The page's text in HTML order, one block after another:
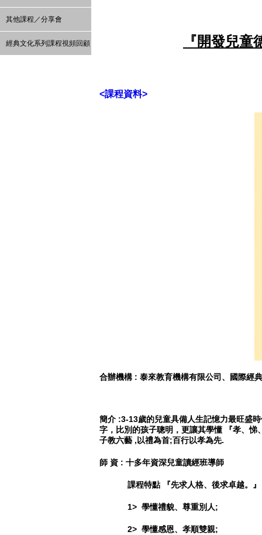
其他課程／分享會
經典文化系列課程視頻回顧 『開發兒
<課程資料>
合辦機構 : 泰來教育機構有限公司、國際經
簡介 :3-13歲的兒童具備人生記憶力最旺盛
字，比別的孩子聰明，更讓其學懂 『孝、悌
子教六藝 , 以禮為首;百行以孝為先.
師 資 : 十多年資深兒童讀經班導師
課程特點 『先求人格、後求卓越。』
1> 學懂禮貌、尊重別人;
2> 學懂感恩、孝順雙親;